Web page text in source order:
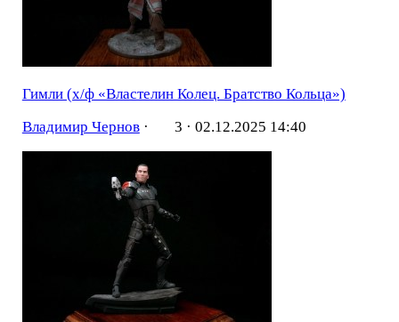
Гимли (х/ф «Властелин Колец. Братство Кольца»)
Владимир Чернов· 3 · 02.12.2025 14:40